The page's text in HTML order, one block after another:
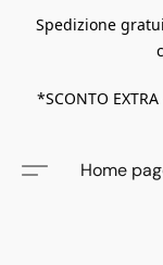
Spedizione
*SCONTO
Home